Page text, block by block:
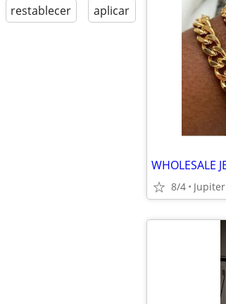
restablecer aplicar
8/4 Jupiter